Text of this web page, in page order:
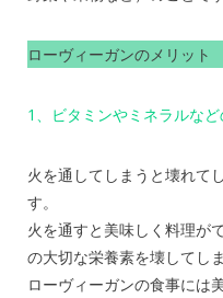
ローヴィーガンのメリット
1、ビタミンやミネラルな
火を通してしまうと壊れて
す。
火を通すと美味しく料理が
の大切な栄養素を壊してし
ローヴィーガンの食事には